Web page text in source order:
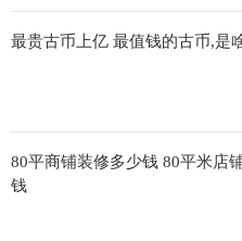
最贵古币上亿 最值钱的古币,是
80平商铺装修多少钱 80平米店
钱